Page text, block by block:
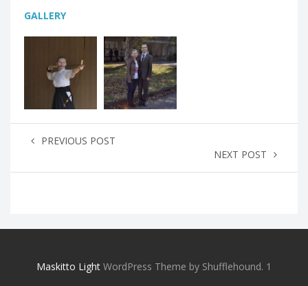
GALLERY
PREVIOUS POST
NEXT POST
Maskitto Light WordPress Theme by Shufflehound. 1